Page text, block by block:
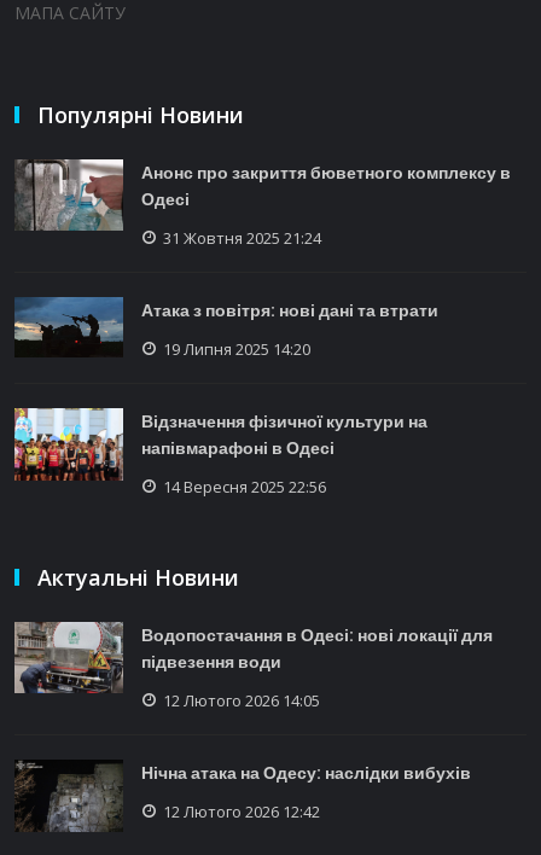
МАПА САЙТУ
Популярні Новини
Анонс про закриття бюветного комплексу в
Одесі
31 Жовтня 2025 21:24
Атака з повітря: нові дані та втрати
19 Липня 2025 14:20
Відзначення фізичної культури на
напівмарафоні в Одесі
14 Вересня 2025 22:56
Актуальні Новини
Водопостачання в Одесі: нові локації для
підвезення води
12 Лютого 2026 14:05
Нічна атака на Одесу: наслідки вибухів
12 Лютого 2026 12:42